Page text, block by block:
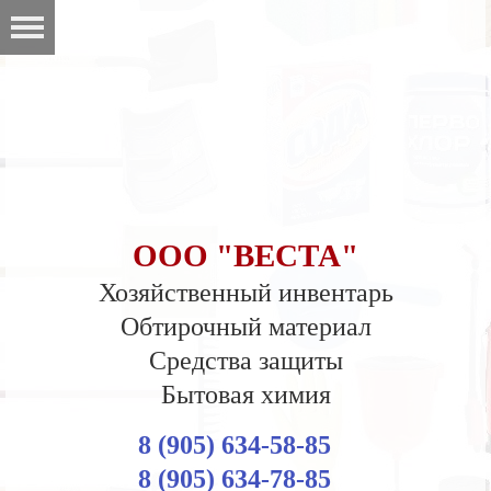
ООО "ВЕСТА"
Хозяйственный инвентарь
Обтирочный материал
Средства защиты
Бытовая химия
8 (905) 634-58-85
8 (905) 634-78-85